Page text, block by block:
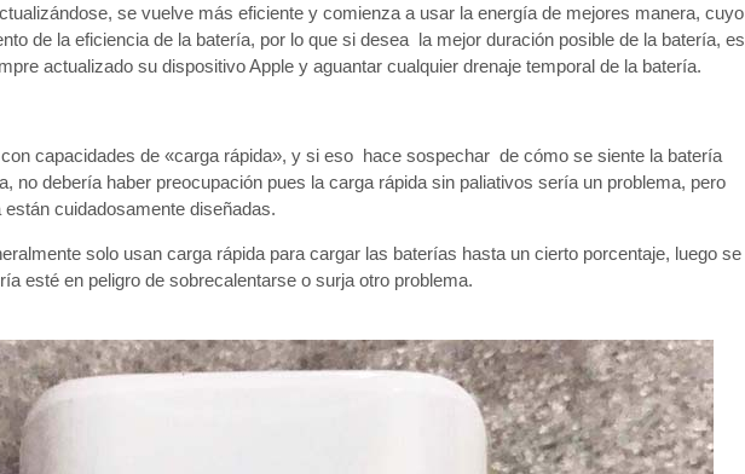
se vuelve más eficiente y comienza a usar la energía de mejores manera, cuyo
de la eficiencia de la batería, por lo que si desea la mejor duración posible de la batería, es
actualizado su dispositivo Apple y aguantar cualquier drenaje temporal de la batería.
capacidades de «carga rápida», y si eso hace sospechar de cómo se siente la batería
no debería haber preocupación pues la carga rápida sin paliativos sería un problema, pero
cuidadosamente diseñadas.
solo usan carga rápida para cargar las baterías hasta un cierto porcentaje, luego se
esté en peligro de sobrecalentarse o surja otro problema.